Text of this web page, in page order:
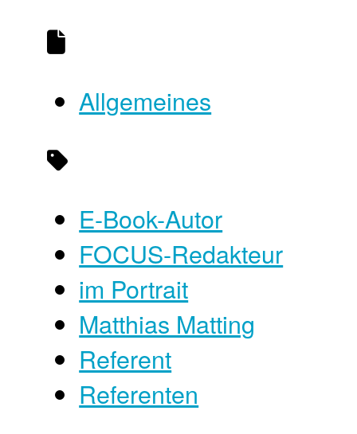
Allgemeines
E-Book-Autor
FOCUS-Redakteur
im Portrait
Matthias Matting
Referent
Referenten